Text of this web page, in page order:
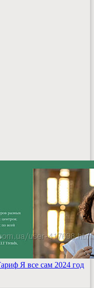
Я все сам 2024 год